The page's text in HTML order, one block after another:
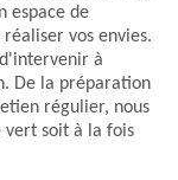
espace de
vos envies.
à
De la préparation
régulier, nous
vert soit à la fois